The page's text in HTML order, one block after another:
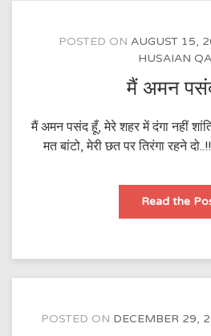
POSTED ON AUGUST 15,
HUSAIAN
मैं अमन
मैं अमन पसंद हूँ, मेरे शहर में दंगा नहीं
मत बांटो, मेरी छत पर तिरंगा रहने
Read the
POSTED ON DECEMBER 29,